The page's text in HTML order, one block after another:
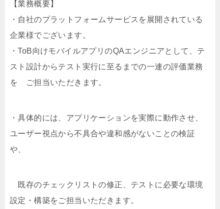
【業務概要】
・自社のプラットフォームサービスを展開されている
企業様でございます。
・ToB向けモバイルアプリのQAエンジニアとして、テ
スト設計からテスト実行に至るまでの一連の評価業務
を ご担当いただきます。
・具体的には、アプリケーションを実際に動作させ、
ユーザー視点から不具合や違和感がないことの検証
や、
既存のチェックリストの修正、テストに必要な環境
設定・構築をご担当いただきます。